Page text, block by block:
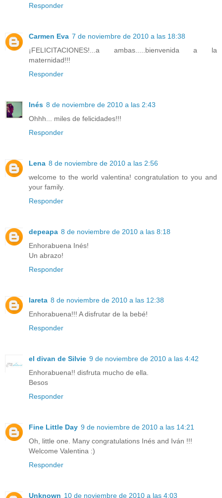
Responder
Carmen Eva 7 de noviembre de 2010 a las 18:38
¡FELICITACIONES!...a ambas.....bienvenida a la
maternidad!!!
Responder
Inés 8 de noviembre de 2010 a las 2:43
Ohhh... miles de felicidades!!!
Responder
Lena 8 de noviembre de 2010 a las 2:56
welcome to the world valentina! congratulation to you and
your family.
Responder
depeapa 8 de noviembre de 2010 a las 8:18
Enhorabuena Inés!
Un abrazo!
Responder
lareta 8 de noviembre de 2010 a las 12:38
Enhorabuena!!! A disfrutar de la bebé!
Responder
el divan de Silvie 9 de noviembre de 2010 a las 4:42
Enhorabuena!! disfruta mucho de ella.
Besos
Responder
Fine Little Day 9 de noviembre de 2010 a las 14:21
Oh, little one. Many congratulations Inés and Iván !!!
Welcome Valentina :)
Responder
Unknown 10 de noviembre de 2010 a las 4:03